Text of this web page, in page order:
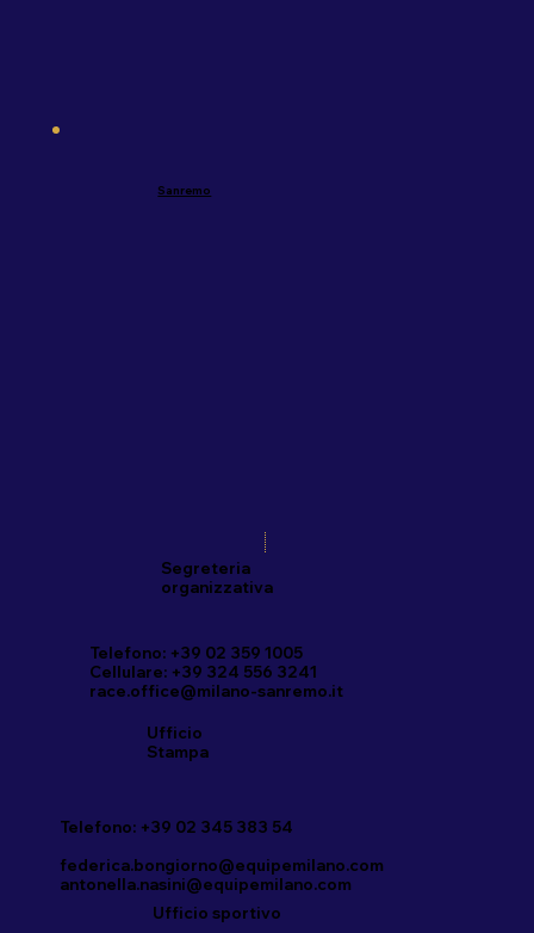
Sanremo
Segreteria
organizzativa
Telefono: +39 02 359 1005
Cellulare: +39 324 556 3241
race.office@milano-sanremo.it
Ufficio
Stampa
Telefono: +39 02 345 383 54
federica.bongiorno@equipemilano.com
antonella.nasini@equipemilano.com
Ufficio sportivo